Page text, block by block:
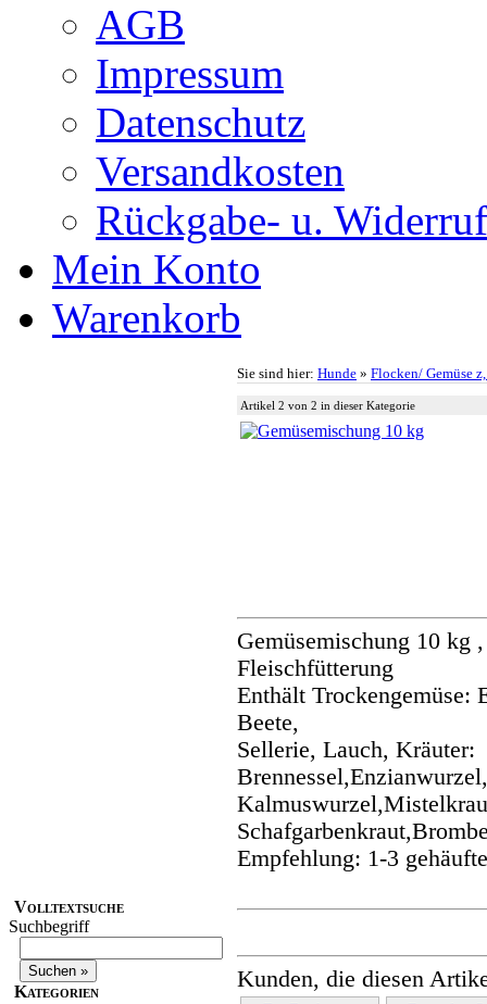
AGB
Impressum
Datenschutz
Versandkosten
Rückgabe- u.
Mein Konto
Warenkorb
Volltextsuche
Suchbegriff
Kategorien
Sie sind hier: Hunde » Flocken/ Gemüse
Artikel 2 von 2 in dieser Kategorie
Gemüsemischung 10 kg
Fleischfütterung
Enthält Trockengemüse:
Beete,
Sellerie, Lauch, Kräuter:
Empfehlung: 1-3
Kunden, die diesen